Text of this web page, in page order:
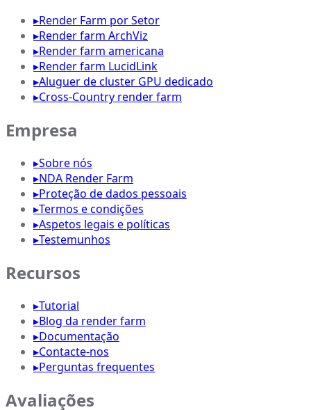
▸Render Farm por Setor
▸Render farm ArchViz
▸Render farm americana
▸Render farm LucidLink
▸Aluguer de cluster GPU dedicado
▸Cross-Country render farm
Empresa
▸Sobre nós
▸NDA Render Farm
▸Proteção de dados pessoais
▸Termos e condições
▸Aspetos legais e políticas
▸Testemunhos
Recursos
▸Tutorial
▸Blog da render farm
▸Documentação
▸Contacte-nos
▸Perguntas frequentes
Avaliações